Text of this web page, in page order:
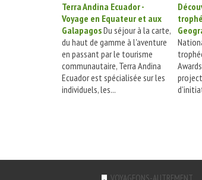
Terra Andina Ecuador -
Voyage en Equateur et aux
GalapagosDu séjour à la carte,
du haut de gamme à l'aventure
en passant par le tourisme
communautaire, Terra Andina
Ecuador est spécialisée sur les
individuels, les...